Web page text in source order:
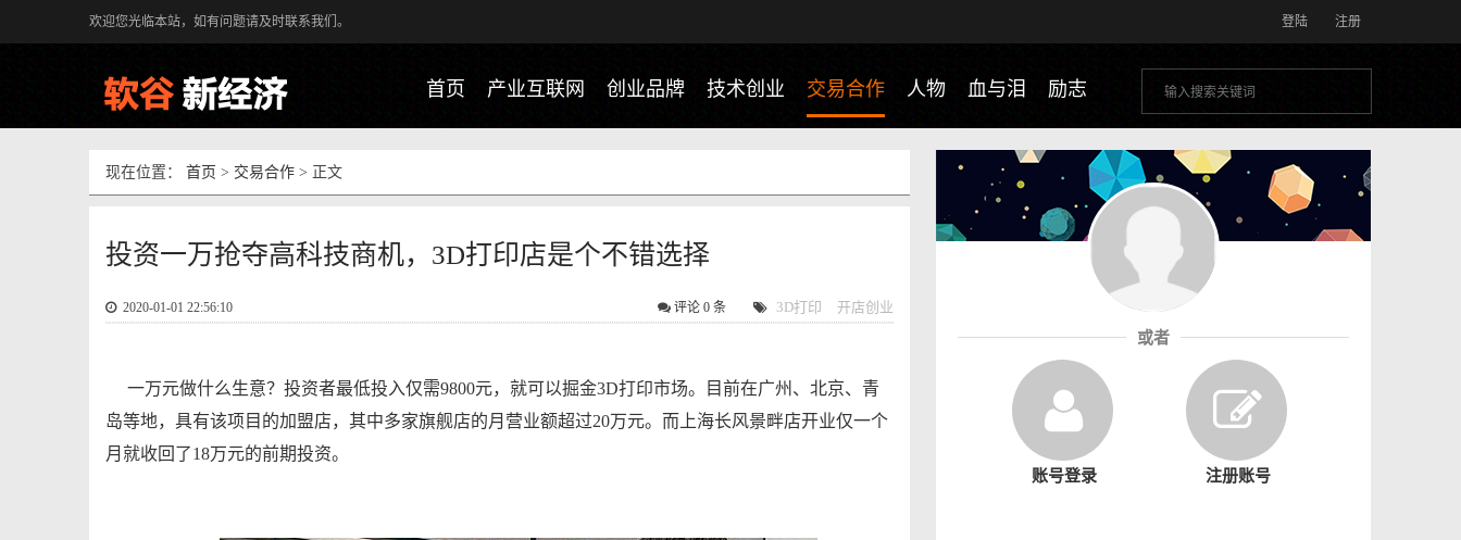
欢迎您光临本站，如有问题请及时联系我们。 登陆 注册
首页 产业互联网 创业品牌 技术创业 交易合作 人物 血与泪 励志
现在位置： 首页 > 交易合作 > 正文
投资一万抢夺高科技商机，3D打印店是个不错选择
3D打印 开店创业
2020-01-01 22:56:10 评论0 条
一万元做什么生意？投资者最低投入仅需9800元，就可以掘金3D打印市场。目前在广州、北京、青
岛等地，具有该项目的加盟店，其中多家旗舰店的月营业额超过20万元。而上海长风景畔店开业仅一个
月就收回了18万元的前期投资。
或者
账号登录 注册账号